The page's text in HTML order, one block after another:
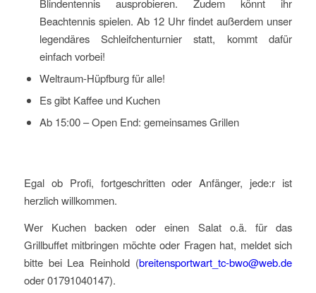
Blindentennis ausprobieren. Zudem könnt ihr
Beachtennis spielen. Ab 12 Uhr findet außerdem unser
legendäres Schleifchenturnier statt, kommt dafür
einfach vorbei!
Weltraum-Hüpfburg für alle!
Es gibt Kaffee und Kuchen
Ab 15:00 – Open End: gemeinsames Grillen
Egal ob Profi, fortgeschritten oder Anfänger, jede:r ist
herzlich willkommen.
Wer Kuchen backen oder einen Salat o.ä. für das
Grillbuffet mitbringen möchte oder Fragen hat, meldet sich
bitte bei Lea Reinhold (breitensportwart_tc-bwo@web.de
oder 01791040147).